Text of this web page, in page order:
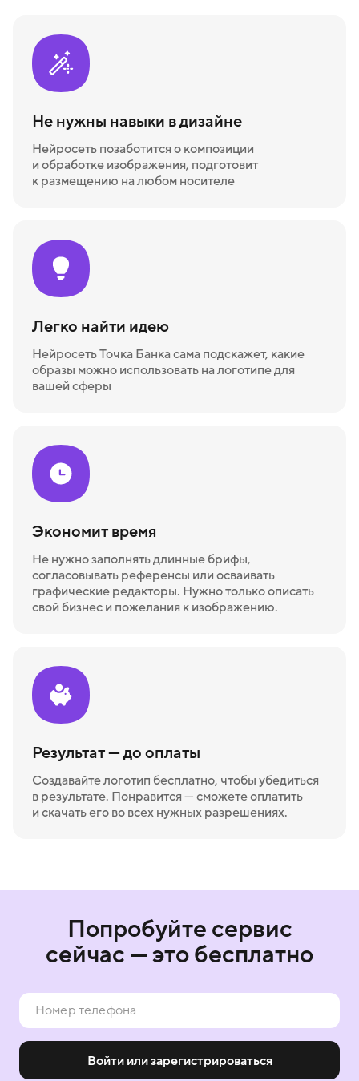
Не нужны навыки в дизайне
Нейросеть позаботится о композиции
и обработке изображения, подготовит
к размещению на любом носителе
Легко найти идею
Нейросеть Точка Банка сама подскажет, какие
образы можно использовать на логотипе для
вашей сферы
Экономит время
Не нужно заполнять длинные брифы,
согласовывать референсы или осваивать
графические редакторы. Нужно только описать
свой бизнес и пожелания к изображению.
Результат — до оплаты
Создавайте логотип бесплатно, чтобы убедиться
в результате. Понравится — сможете оплатить
и скачать его во всех нужных разрешениях.
Попробуйте сервис
сейчас — это бесплатно
Войти или зарегистрироваться